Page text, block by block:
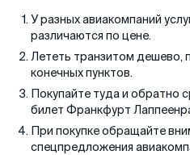
У разных авиакомпаний
различаются по цене.
Лететь транзитом дешево,
конечных пунктов.
Покупайте туда и обратно
билет Франкфурт
При покупке обращайте
спецпредложения